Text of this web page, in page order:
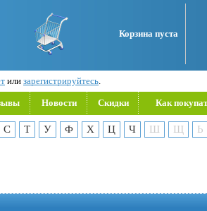
Корзина пуста
или зарегистрируйтесь.
Новости Скидки Как
С Т У Ф Х Ц Ч Ш Щ Ь